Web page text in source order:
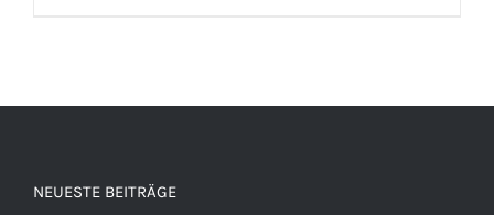
NEUESTE BEITRÄGE